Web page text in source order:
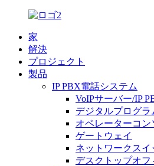
家
解決
プロジェクト
製品
IP PBX電話システム
VoIPサーバー/IP
デジタルプログ
オペレーターコン
ゲートウェイ
ネットワークスイ
デスクトップオフ